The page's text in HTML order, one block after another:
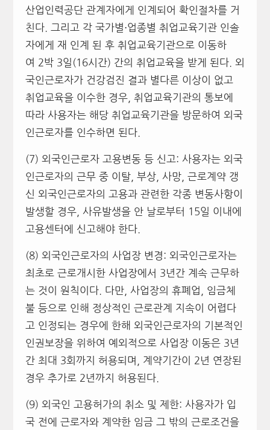
산업인력공단 관계자에게 인계되어 확인절차를 거
친다. 그리고 각 국가별⋅업종별 취업교육기관 인솔
자에게 재 인계 된 후 취업교육기관으로 이동하
여 2박 3일(16시간) 간의 취업교육을 받게 된다. 외
국인근로자가 건강검진 결과 별다른 이상이 없고
취업교육을 이수한 경우, 취업교육기관의 통보에
따라 사용자는 해당 취업교육기관을 방문하여 외국
인근로자를 인수하면 된다.
(7) 외국인근로자 고용변동 등 신고: 사용자는 외국
인근로자의 근무 중 이탈, 부상, 사망, 근로계약 갱
신 외국인근로자의 고용과 관련한 각종 변동사항이
발생할 경우, 사유발생을 안 날로부터 15일 이내에
고용센터에 신고해야 한다.
(8) 외국인근로자의 사업장 변경: 외국인근로자는
최초로 근로개시한 사업장에서 3년간 계속 근무하
는 것이 원칙이다. 다만, 사업장의 휴폐업, 임금체
불 등으로 인해 정상적인 근로관계 지속이 어렵다
고 인정되는 경우에 한해 외국인근로자의 기본적인
인권보장을 위하여 예외적으로 사업장 이동은 3년
간 최대 3회까지 허용되며, 계약기간이 2년 연장된
경우 추가로 2년까지 허용된다.
(9) 외국인 고용허가의 취소 및 제한: 사용자가 입
국 전에 근로자와 계약한 임금 그 밖의 근로조건을